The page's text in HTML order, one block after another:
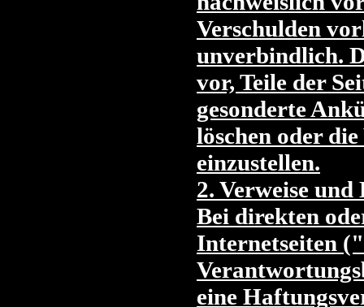
Verschulden
unverbindlich.
vor, Teile der
gesonderte
löschen oder
einzustellen.
2. Verweise und
Bei direkten
Internetseiten
eine